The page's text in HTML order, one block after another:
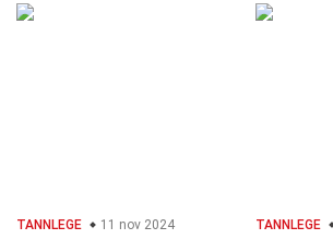
TANNLEGE 11 nov 2024 TANNLEGE